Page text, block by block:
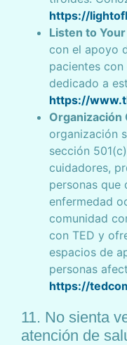
https://
Listen to
con el apoyo
pacientes
dedicado a
https://
Organización
organización
sección
cuidadores,
personas que
enfermedad
comunidad
con TED y
espacios de
personas
https://
11. No sienta
atención de